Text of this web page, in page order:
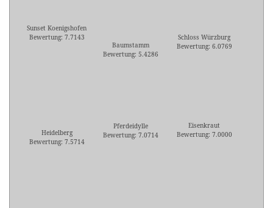
Sunset Koenigshofen
Bewertung: 7.7143
Baumstamm
Bewertung: 5.4286
Schloss Würzburg
Bewertung: 6.0769
Heidelberg
Bewertung: 7.5714
Pferdeidylle
Bewertung: 7.0714
Eisenkraut
Bewertung: 7.0000